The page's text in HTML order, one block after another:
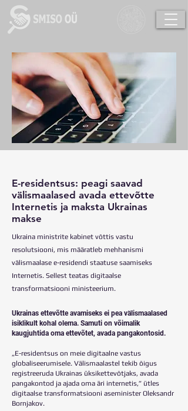
E-residentsus: peagi saavad
välismaalased avada ettevõtte
Internetis ja maksta Ukrainas
makse
Ukraina ministrite kabinet võttis vastu
resolutsiooni, mis määratleb mehhanismi
välismaalase e-residendi staatuse saamiseks
Internetis. Sellest teatas digitaalse
transformatsiooni ministeerium.
Ukrainas ettevõtte avamiseks ei pea välismaalased
isiklikult kohal olema. Samuti on võimalik
kaugjuhtida oma ettevõtet, avada pangakontosid.
„E-residentsus on meie digitaalne vastus
globaliseerumisele. Välismaalastel tekib õigus
registreeruda Ukrainas üksikettevõtjaks, avada
pangakontod ja ajada oma äri internetis,” ütles
digitaalse transformatsiooni aseminister Oleksandr
Bornjakov.